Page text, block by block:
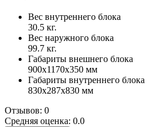
Вес внутреннего блока
30.5 кг.
Вес наружного блока
99.7 кг.
Габариты внешнего блока
900x1170x350 мм
Габариты внутреннего блока
830x287x830 мм
Отзывов: 0
Средняя оценка: 0.0